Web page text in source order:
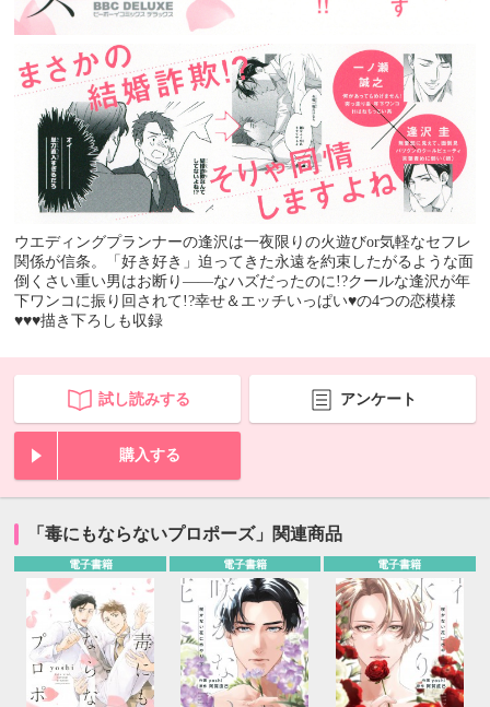
ウエディングプランナーの逢沢は一夜限りの火遊びor気軽なセフレ
関係が信条。「好き好き」迫ってきた永遠を約束したがるような面
倒くさい重い男はお断り――なハズだったのに!?クールな逢沢が年
下ワンコに振り回されて!?幸せ＆エッチいっぱい♥の4つの恋模様
♥♥♥描き下ろしも収録
試し読みする アンケート
購入する
「毒にもならないプロポーズ」関連商品
電子書籍 電子書籍 電子書籍